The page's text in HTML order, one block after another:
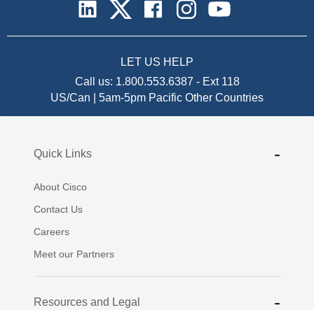
LET US HELP
Call us: 1.800.553.6387 - Ext 118
US/Can | 5am-5pm Pacific Other Countries